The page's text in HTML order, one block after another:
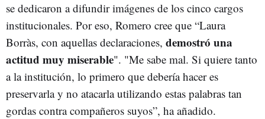
se dedicaron a difundir imágenes de los cinco cargos
institucionales. Por eso, Romero cree que “Laura
Borràs, con aquellas declaraciones, demostró una
actitud muy miserable". "Me sabe mal. Si quiere tanto
a la institución, lo primero que debería hacer es
preservarla y no atacarla utilizando estas palabras tan
gordas contra compañeros suyos”, ha añadido.